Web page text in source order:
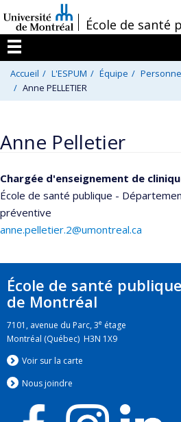
au
contenu
/École de santé
Menu
Accueil L'ESPUM Équipe
Anne PELLETIER
Anne Pelletier
Chargée d'enseignement de
École de santé publique -
préventive
anne.pelletier.2@umontreal.ca
École de santé
de Montréal
7101, avenue du Parc, 3e étage
Montréal (Québec) H3N 1X9
Voir sur la carte
Nous joindre